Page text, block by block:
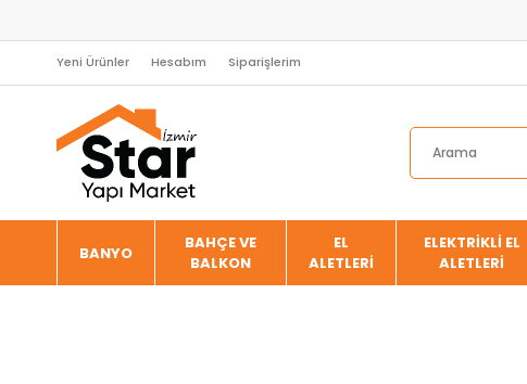
Yeni Ürünler Hesabım Siparişlerim
BANYO
BAHÇE VE
BALKON
EL
ALETLERİ
ELEKTRİKLİ EL
ALETLERİ